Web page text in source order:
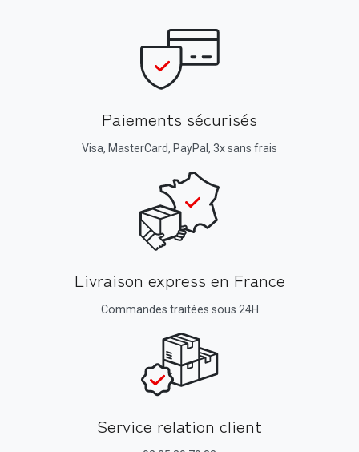
Paiements sécurisés
Visa, MasterCard, PayPal, 3x sans frais
Livraison express en France
Commandes traitées sous 24H
Service relation client